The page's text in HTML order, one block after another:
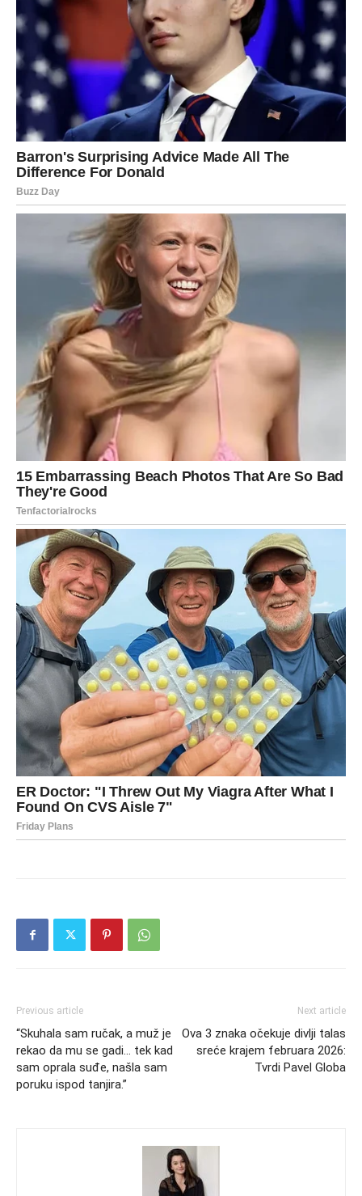
Previous article
“Skuhala sam ručak, a muž je
rekao da mu se gadi… tek kad
sam oprala suđe, našla sam
poruku ispod tanjira.”
Next article
Ova 3 znaka očekuje divlji talas
sreće krajem februara 2026:
Tvrdi Pavel Globa